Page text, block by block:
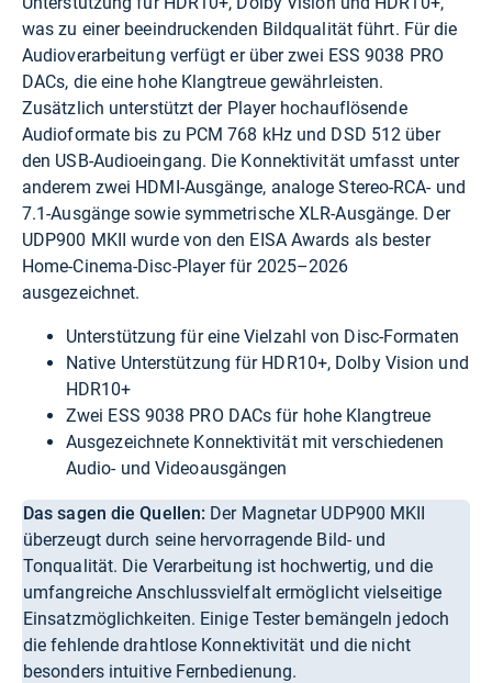
was zu einer beeindruckenden Bildqualität führt. Für die
Audioverarbeitung verfügt er über zwei ESS 9038 PRO
DACs, die eine hohe Klangtreue gewährleisten.
Zusätzlich unterstützt der Player hochauflösende
Audioformate bis zu PCM 768 kHz und DSD 512 über
den USB-Audioeingang. Die Konnektivität umfasst unter
anderem zwei HDMI-Ausgänge, analoge Stereo-RCA- und
7.1-Ausgänge sowie symmetrische XLR-Ausgänge. Der
UDP900 MKII wurde von den EISA Awards als bester
Home-Cinema-Disc-Player für 2025–2026
ausgezeichnet.
Unterstützung für eine Vielzahl von Disc-Formaten
Native Unterstützung für HDR10+, Dolby Vision und
HDR10+
Zwei ESS 9038 PRO DACs für hohe Klangtreue
Ausgezeichnete Konnektivität mit verschiedenen
Audio- und Videoausgängen
Das sagen die Quellen: Der Magnetar UDP900 MKII
überzeugt durch seine hervorragende Bild- und
Tonqualität. Die Verarbeitung ist hochwertig, und die
umfangreiche Anschlussvielfalt ermöglicht vielseitige
Einsatzmöglichkeiten. Einige Tester bemängeln jedoch
die fehlende drahtlose Konnektivität und die nicht
besonders intuitive Fernbedienung.